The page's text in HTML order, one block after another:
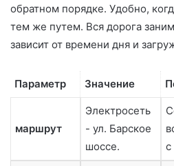
обратном порядке. Удобно,
тем же путем. Вся дорога
зависит от времени дня и
Параметр Значение
маршрут
Электросеть
- ул. Барское
шоссе.
с